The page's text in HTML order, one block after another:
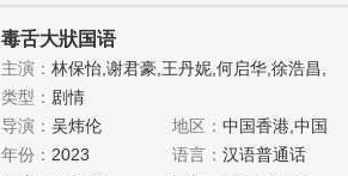
毒舌大狀国语
主演：林保怡,谢君豪,王丹妮,何启华,徐浩昌,
王敏德,栢天男,谷德昭,廖子妤,周志辉,黄子华,
陈郁宪,甄懋强,洪林小湛,罗孝勇,杨偲泳,麦子
云,韩毓霞,莫然,麦振江
类型： 剧情
导演：吴炜伦 地区： 中国香港,中国
大陆
年份： 2023 语言： 汉语普通话